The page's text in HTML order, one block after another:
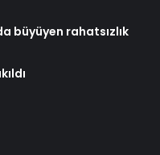
büyüyen rahatsızlık